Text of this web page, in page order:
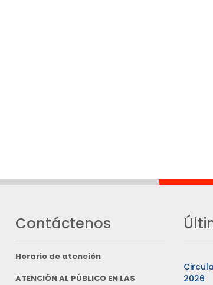
Contáctenos
Horario de atención
ATENCIÓN AL PÚBLICO EN LAS
2026